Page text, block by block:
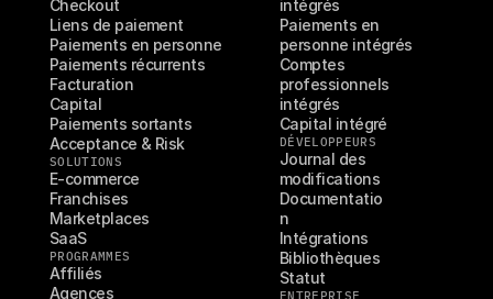
Checkout
Liens de paiement
Paiements en personne
Paiements récurrents
Facturation
Capital
Paiements sortants
Acceptance & Risk
SOLUTIONS
E-commerce
Franchises
Marketplaces
SaaS
PROGRAMMES
Affiliés
Agences
intégrés
Paiements en
personne intégrés
Comptes
professionnels
intégrés
Capital intégré
DÉVELOPPEURS
Journal des
modifications
Documentatio
n
Intégrations
Bibliothèques
Statut
ENTREPRISE